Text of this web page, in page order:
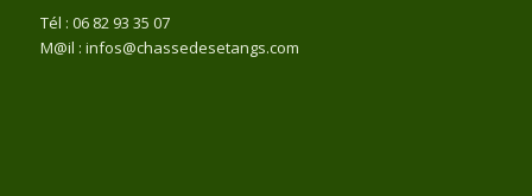
Tél : 06 82 93 35 07
M@il : infos@chassedesetangs.com